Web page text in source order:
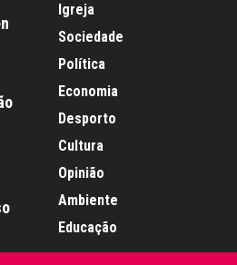
Igreja
Sociedade
Política
Economia
Desporto
Cultura
Opinião
Ambiente
Educação